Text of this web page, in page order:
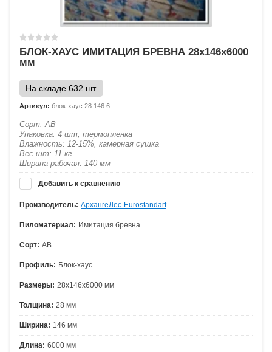
БЛОК-ХАУС ИМИТАЦИЯ БРЕВНА 28х146х6000
мм
На складе 632 шт.
Артикул: блок-хаус 28.146.6
Сорт: АВ
Упаковка: 4 шт, термопленка
Влажность: 12-15%, камерная сушка
Вес шт: 11 кг
Ширина рабочая: 140 мм
Добавить к сравнению
Производитель: АрхангеЛес-Eurostandart
Пиломатериал: Имитация бревна
Сорт: АВ
Профиль: Блок-хаус
Размеры: 28х146х6000 мм
Толщина: 28 мм
Ширина: 146 мм
Длина: 6000 мм